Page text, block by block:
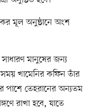
মূল অনুষ্ঠানে অংশ
মানুষের জন্য
খামেনির কফিন তাঁর
পাশে তেহরানের অন্যতম
রাখা হবে, যাতে